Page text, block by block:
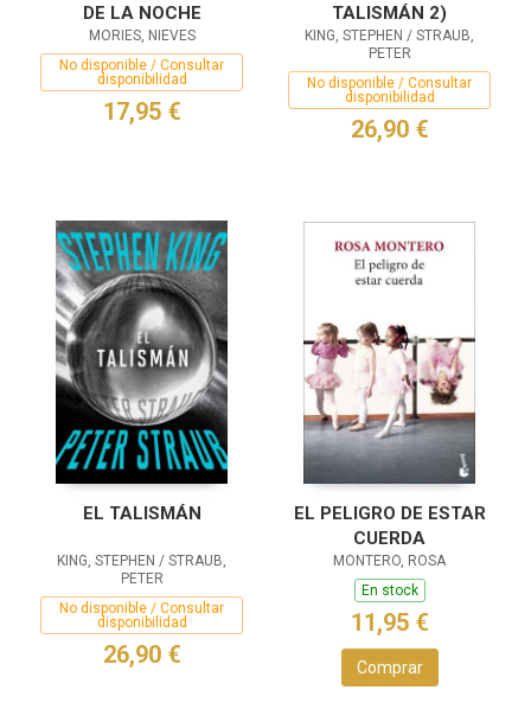
DE LA NOCHE
MORIES, NIEVES
No disponible / Consultar
disponibilidad
17,95 €
TALISMÁN 2)
KING, STEPHEN / STRAUB,
PETER
No disponible / Consultar
disponibilidad
26,90 €
EL TALISMÁN
KING, STEPHEN / STRAUB,
PETER
No disponible / Consultar
disponibilidad
26,90 €
EL PELIGRO DE ESTAR
CUERDA
MONTERO, ROSA
En stock
11,95 €
Comprar